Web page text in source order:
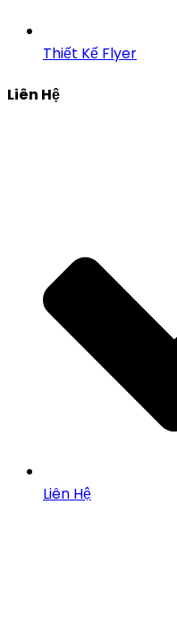
Thiết Kế Flyer
Liên Hệ
Liên Hệ